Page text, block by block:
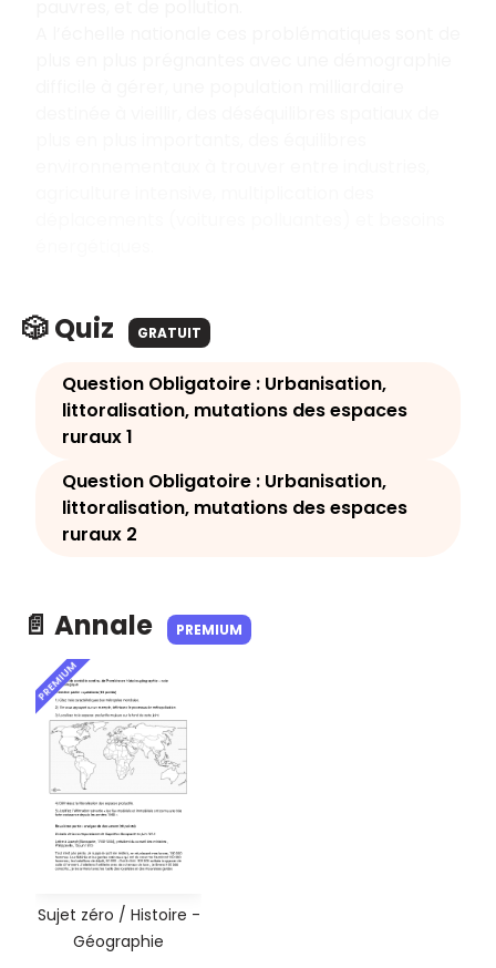
🎲 Quiz GRATUIT
Question Obligatoire : Urbanisation,
littoralisation, mutations des espaces
ruraux 1
Question Obligatoire : Urbanisation,
littoralisation, mutations des espaces
ruraux 2
📄 Annale PREMIUM
PREMIUM
Sujet zéro / Histoire -
Géographie